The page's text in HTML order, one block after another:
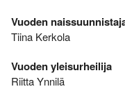
Vuoden
Tiina Kerkola
Vuoden yleisurheilija
Riitta Ynnilä